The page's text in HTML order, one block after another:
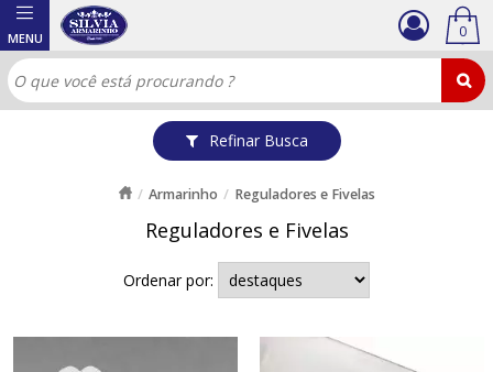
Refinar Busca
0
Armarinho Reguladores e Fivelas
Reguladores e Fivelas
Ordenar por: